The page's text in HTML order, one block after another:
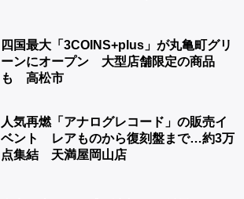
四国最大「3COINS+plus」が丸亀町グリ
ーンにオープン 大型店舗限定の商品
も 高松市
人気再燃「アナログレコード」の販売イ
ベント レアものから復刻盤まで…約3万
点集結 天満屋岡山店